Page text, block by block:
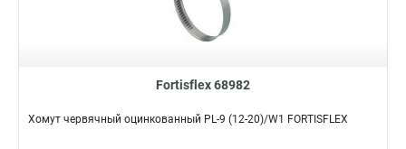
Fortisflex 68982
Хомут червячный оцинкованный PL-9 (12-20)/W1 FORTISFLEX